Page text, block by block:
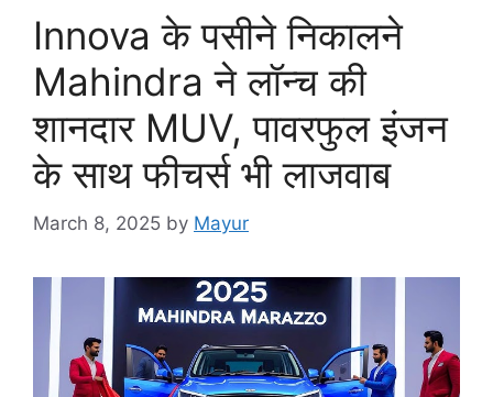
Innova के पसीने निकालने
Mahindra ने लॉन्च की
शानदार MUV, पावरफुल इंजन
के साथ फीचर्स भी लाजवाब
March 8, 2025 by Mayur